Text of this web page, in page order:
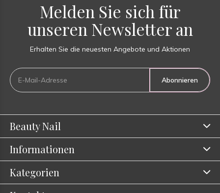
Melden Sie sich für
unseren Newsletter an
Erhalten Sie die neuesten Angebote und Aktionen
Abonnieren
Beauty Nail
Informationen
Kategorien